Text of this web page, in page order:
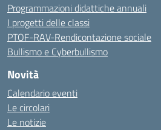
Programmazioni didattiche annuali
I progetti delle classi
PTOF-RAV-Rendicontazione sociale
Bullismo e Cyberbullismo
Novità
Calendario eventi
Le circolari
Le notizie